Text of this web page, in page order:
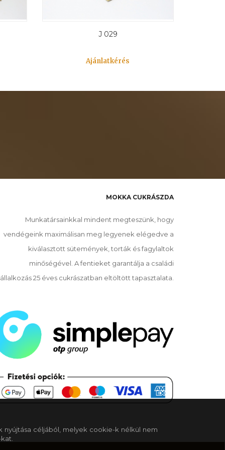
J 029
Ajánlatkérés
MOKKA CUKRÁSZDA
Munkatársainkkal mindent megteszünk, hogy
vendégeink maximálisan meg legyenek elégedve a
kiválasztott sütemények, torták és fagylaltok
minőségével. A fentieket garantálja a családi
25 éves cukrászatban eltöltött tapasztalata.
nyújtása céljából, melyek cookie-k nélkül nem